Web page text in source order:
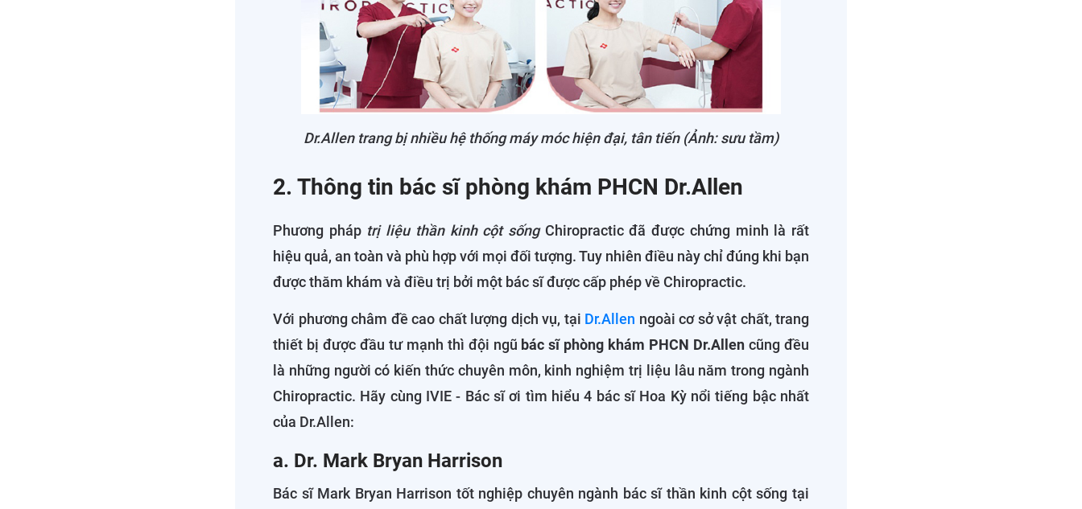
Dr.Allen trang bị nhiều hệ thống máy móc hiện đại, tân tiến (Ảnh: sưu tầm)
2. Thông tin bác sĩ phòng khám PHCN Dr.Allen
Phương pháp trị liệu thần kinh cột sốngChiropractic đã được chứng minh là rất
hiệu quả, an toàn và phù hợp với mọi đối tượng. Tuy nhiên điều này chỉ đúng khi bạn
được thăm khám và điều trị bởi một bác sĩ được cấp phép về Chiropractic.
Với phương châm đề cao chất lượng dịch vụ, tại Dr.Allen ngoài cơ sở vật chất, trang
thiết bị được đầu tư mạnh thì đội ngũ bác sĩ phòng khám PHCN Dr.Allencũng đều
là những người có kiến thức chuyên môn, kinh nghiệm trị liệu lâu năm trong ngành
Chiropractic. Hãy cùng IVIE - Bác sĩ ơi tìm hiểu 4 bác sĩ Hoa Kỳ nổi tiếng bậc nhất
của Dr.Allen:
a. Dr. Mark Bryan Harrison
Bác sĩ Mark Bryan Harrison tốt nghiệp chuyên ngành bác sĩ thần kinh cột sống tại